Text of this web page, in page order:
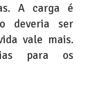
A carga é
deveria ser
vale mais.
para os